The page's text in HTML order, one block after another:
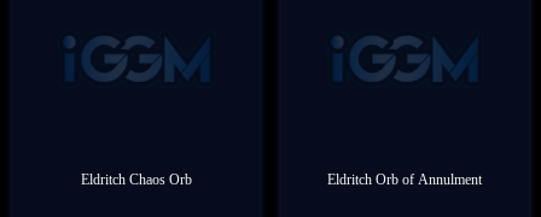
Eldritch Chaos Orb Eldritch Orb of Annulment